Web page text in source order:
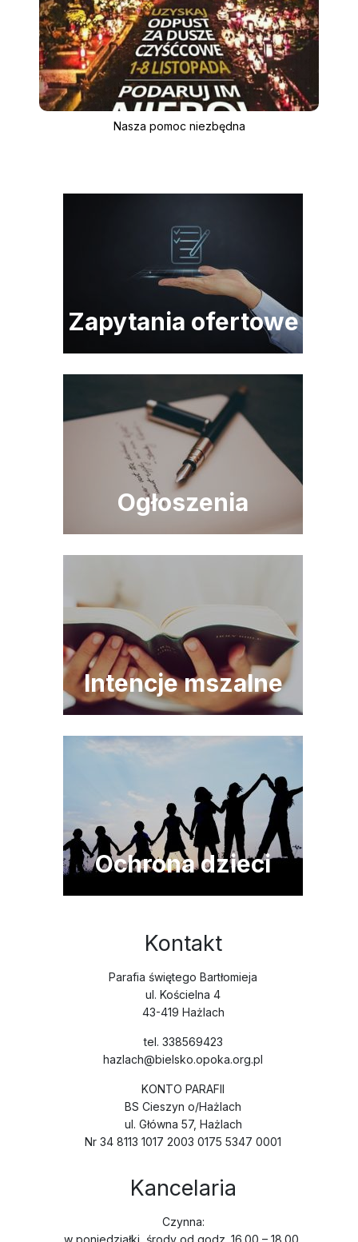
Nasza pomoc niezbędna
Zapytania ofertowe
Ogłoszenia
Intencje mszalne
Ochrona dzieci
Kontakt
Parafia świętego Bartłomieja
ul. Kościelna 4
43-419 Hażlach
tel. 338569423
hazlach@bielsko.opoka.org.pl
KONTO PARAFII
BS Cieszyn o/Hażlach
ul. Główna 57, Hażlach
Nr 34 8113 1017 2003 0175 5347 0001
Kancelaria
Czynna:
w poniedziałki, środy od godz. 16.00 – 18.00,